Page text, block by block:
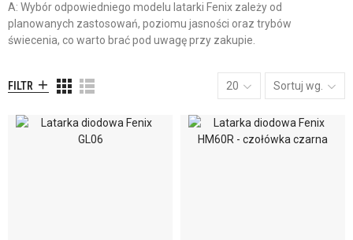
A: Wybór odpowiedniego modelu latarki Fenix zależy od
planowanych zastosowań, poziomu jasności oraz trybów
świecenia, co warto brać pod uwagę przy zakupie.
FILTR 20 Sortuj wg.